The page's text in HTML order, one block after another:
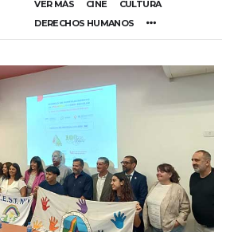
VER MÁS CINE
CULTURA
DERECHOS HUMANOS